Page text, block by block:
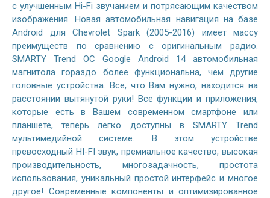
с улучшенным Hi-Fi звучанием и потрясающим качеством
изображения. Новая автомобильная навигация на базе
Android для Chevrolet Spark (2005-2016) имеет массу
преимуществ по сравнению с оригинальным радио.
SMARTY Trend ОС Google Android 14 автомобильная
магнитола гораздо более функциональна, чем другие
головные устройства. Все, что Вам нужно, находится на
расстоянии вытянутой руки! Все функции и приложения,
которые есть в Вашем современном смартфоне или
планшете, теперь легко доступны в SMARTY Trend
мультимедийной системе. В этом устройстве
превосходный HI-FI звук, премиальное качество, высокая
производительность, многозадачность, простота
использования, уникальный простой интерфейс и многое
другое! Современные компоненты и оптимизированное